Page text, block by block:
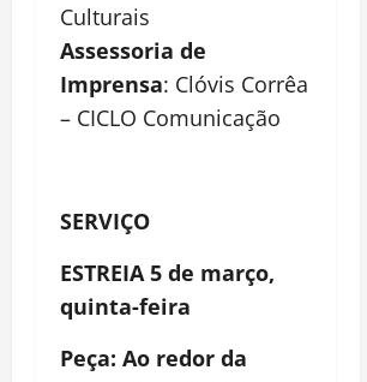
Culturais
Assessoria de
Imprensa: Clóvis Corrêa
– CICLO Comunicação
SERVIÇO
ESTREIA 5 de março,
quinta-feira
Peça: Ao redor da